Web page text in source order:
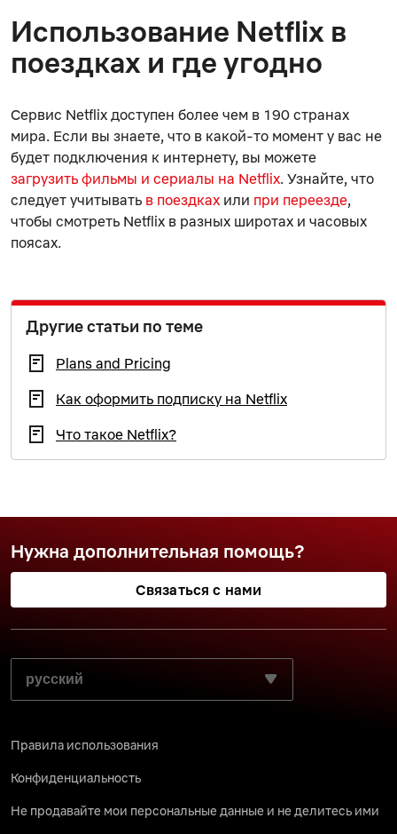
Использование Netflix в
поездках и где угодно
Сервис Netflix доступен более чем в 190 странах
мира. Если вы знаете, что в какой-то момент у вас не
будет подключения к интернету, вы можете
загрузить фильмы и сериалы на Netflix. Узнайте, что
следует учитывать в поездках или при переезде,
чтобы смотреть Netflix в разных широтах и часовых
поясах.
Другие статьи по теме
Plans and Pricing
Как оформить подписку на Netflix
Что такое Netflix?
Нужна дополнительная помощь?
Связаться с нами
ВЫБЕРИТЕ ПРЕДПОЧИТАЕМЫЙ ЯЗЫК:
Правила использования
Конфиденциальность
Не продавайте мои персональные данные и не делитесь ими